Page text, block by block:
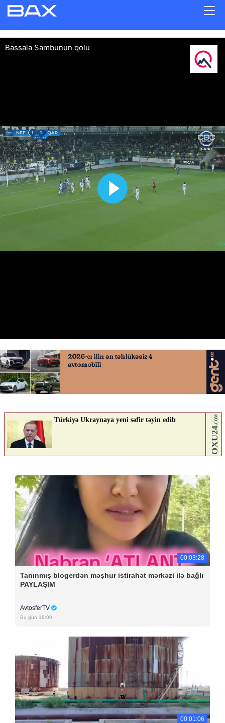
Bassala Sambunun qolu
00:03:28
Tanınmış blogerdən məşhur istirahət mərkəzi ilə bağlı
PAYLAŞIM
AvtosferTV
Bu gün 18:00
00:01:06